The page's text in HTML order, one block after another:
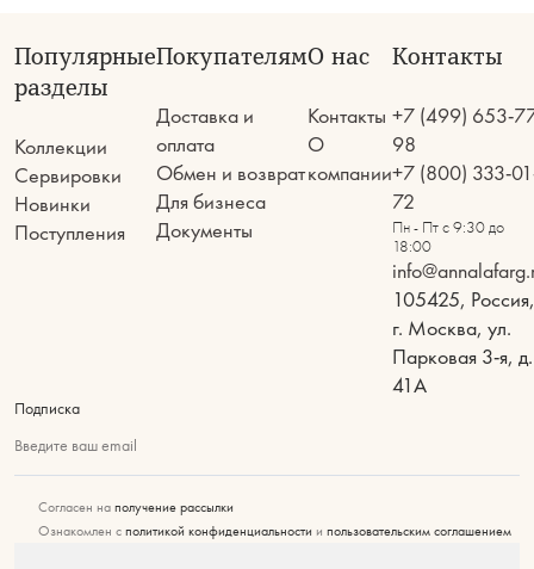
Популярные
разделы
Коллекции
Сервировки
Новинки
Поступления
Покупателям
Доставка и
оплата
Обмен и возврат
Для бизнеса
Документы
О нас
Контакты
О
компании
Контакты
+7 (499) 653-
98
+7 (800) 333-
72
Пн - Пт с 9:30 до
18:00
105425, Россия,
г. Москва, ул.
Парковая 3-я, д.
41А
Подписка
Введите ваш email
Согласен на получение рассылки
Ознакомлен с политикой конфиденциальности и пользовательским соглашением